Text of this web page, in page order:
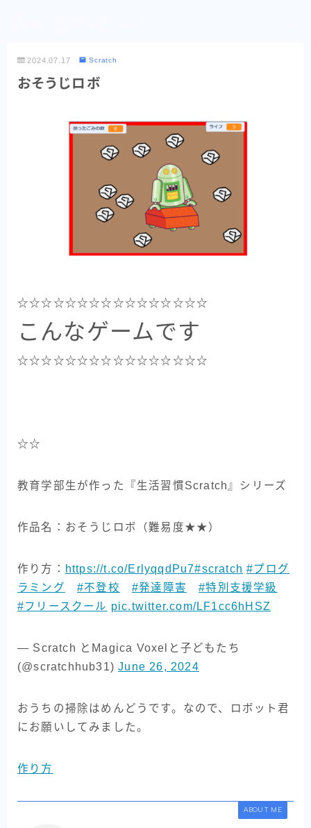
2024.07.17 Scratch
おそうじロボ
☆☆☆☆☆☆☆☆☆☆☆☆☆☆☆☆
こんなゲームです
☆☆☆☆☆☆☆☆☆☆☆☆☆☆☆☆
☆☆
教育学部生が作った『生活習慣Scratch』シリーズ
作品名：おそうじロボ（難易度★★）
作り方： https://t.co/ErlyqqdPu7#scratch #プログ
ラミング
#不登校 #発達障害
#特別支援学級
#フリースクール pic.twitter.com/LF1cc6hHSZ
— Scratch とMagica Voxelと子どもたち
(@scratchhub31)June 26, 2024
おうちの掃除はめんどうです。なので、ロボット君
にお願いしてみました。
作り方
ABOUT ME